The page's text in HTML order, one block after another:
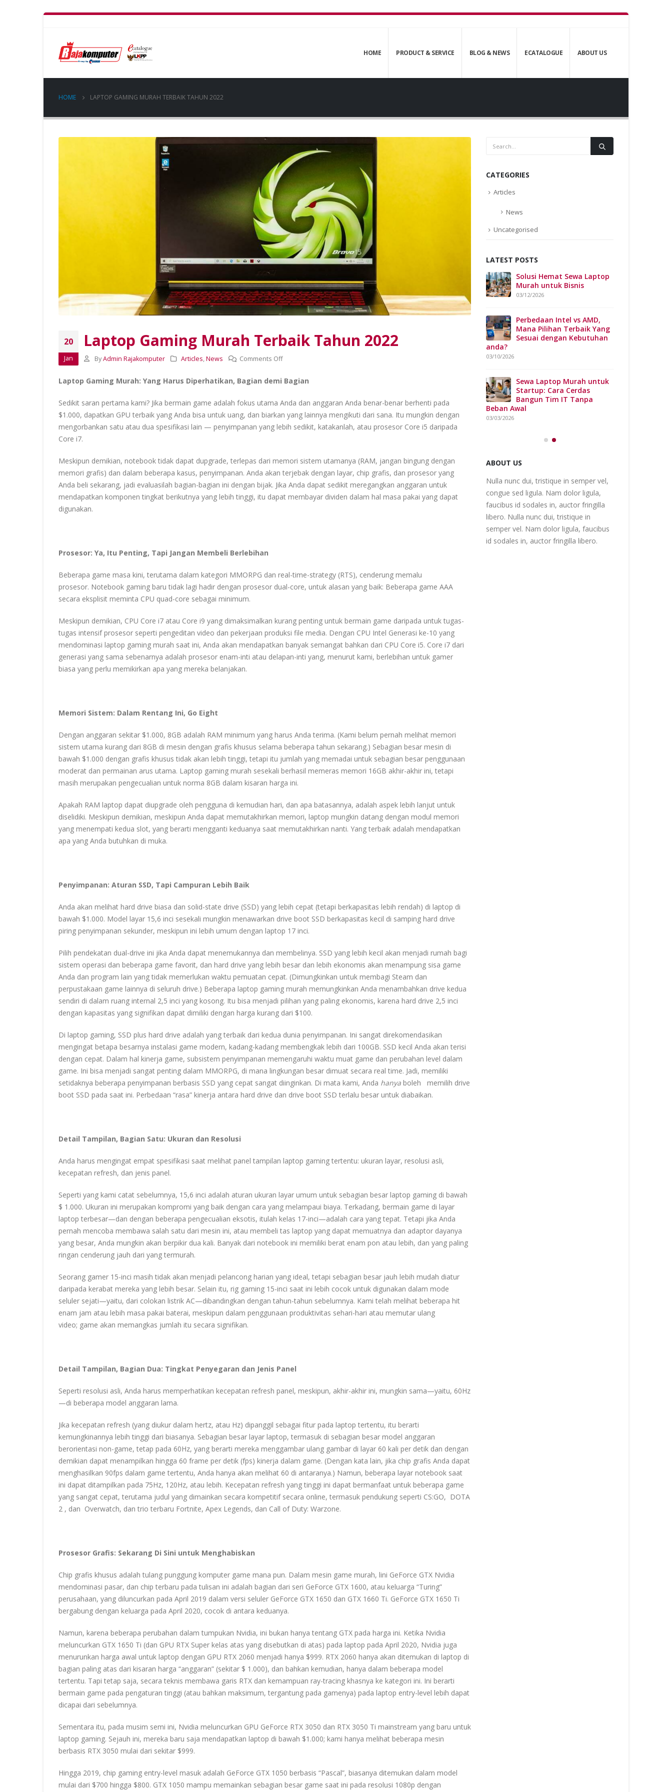
HOME PRODUCT & SERVICE BLOG & NEWS ECATALOGUE ABOUT US
HOME LAPTOP GAMING MURAH TERBAIK TAHUN 2022
20
Jan
Laptop Gaming Murah Terbaik Tahun 2022
By Admin Rajakomputer Articles,News Comments Offon
Gaming
Terbaik
Tahun
2022
Laptop Gaming Murah: Yang Harus Diperhatikan, Bagian demi Bagian
Sedikit saran pertama kami? Jika bermain game adalah fokus utama Anda dan anggaran Anda benar-benar berhenti pada
$1.000, dapatkan GPU terbaik yang Anda bisa untuk uang, dan biarkan yang lainnya mengikuti dari sana. Itu mungkin dengan
mengorbankan satu atau dua spesifikasi lain — penyimpanan yang lebih sedikit, katakanlah, atau prosesor Core i5 daripada
Core i7.
Meskipun demikian, notebook tidak dapat dupgrade, terlepas dari memori sistem utamanya (RAM, jangan bingung dengan
memori grafis) dan dalam beberapa kasus, penyimpanan. Anda akan terjebak dengan layar, chip grafis, dan prosesor yang
Anda beli sekarang, jadi evaluasilah bagian-bagian ini dengan bijak. Jika Anda dapat sedikit meregangkan anggaran untuk
mendapatkan komponen tingkat berikutnya yang lebih tinggi, itu dapat membayar dividen dalam hal masa pakai yang dapat
digunakan.
Prosesor: Ya, Itu Penting, Tapi Jangan Membeli Berlebihan
Beberapa game masa kini, terutama dalam kategori MMORPG dan real-time-strategy (RTS), cenderung memalu
prosesor. Notebook gaming baru tidak lagi hadir dengan prosesor dual-core, untuk alasan yang baik: Beberapa game AAA
secara eksplisit meminta CPU quad-core sebagai minimum.
Meskipun demikian, CPU Core i7 atau Core i9 yang dimaksimalkan kurang penting untuk bermain game daripada untuk tugas-
tugas intensif prosesor seperti pengeditan video dan pekerjaan produksi file media. Dengan CPU Intel Generasi ke-10 yang
mendominasi laptop gaming murah saat ini, Anda akan mendapatkan banyak semangat bahkan dari CPU Core i5. Core i7 dari
generasi yang sama sebenarnya adalah prosesor enam-inti atau delapan-inti yang, menurut kami, berlebihan untuk gamer
biasa yang perlu memikirkan apa yang mereka belanjakan.
Memori Sistem: Dalam Rentang Ini, Go Eight
Dengan anggaran sekitar $1.000, 8GB adalah RAM minimum yang harus Anda terima. (Kami belum pernah melihat memori
sistem utama kurang dari 8GB di mesin dengan grafis khusus selama beberapa tahun sekarang.) Sebagian besar mesin di
bawah $1.000 dengan grafis khusus tidak akan lebih tinggi, tetapi itu jumlah yang memadai untuk sebagian besar penggunaan
moderat dan permainan arus utama. Laptop gaming murah sesekali berhasil memeras memori 16GB akhir-akhir ini, tetapi
masih merupakan pengecualian untuk norma 8GB dalam kisaran harga ini.
Apakah RAM laptop dapat diupgrade oleh pengguna di kemudian hari, dan apa batasannya, adalah aspek lebih lanjut untuk
diselidiki. Meskipun demikian, meskipun Anda dapat memutakhirkan memori, laptop mungkin datang dengan modul memori
yang menempati kedua slot, yang berarti mengganti keduanya saat memutakhirkan nanti. Yang terbaik adalah mendapatkan
apa yang Anda butuhkan di muka.
Penyimpanan: Aturan SSD, Tapi Campuran Lebih Baik
Anda akan melihat hard drive biasa dan solid-state drive (SSD) yang lebih cepat (tetapi berkapasitas lebih rendah) di laptop di
bawah $1.000. Model layar 15,6 inci sesekali mungkin menawarkan drive boot SSD berkapasitas kecil di samping hard drive
piring penyimpanan sekunder, meskipun ini lebih umum dengan laptop 17 inci.
Pilih pendekatan dual-drive ini jika Anda dapat menemukannya dan membelinya. SSD yang lebih kecil akan menjadi rumah bagi
sistem operasi dan beberapa game favorit, dan hard drive yang lebih besar dan lebih ekonomis akan menampung sisa game
Anda dan program lain yang tidak memerlukan waktu pemuatan cepat. (Dimungkinkan untuk membagi Steam dan
perpustakaan game lainnya di seluruh drive.) Beberapa laptop gaming murah memungkinkan Anda menambahkan drive kedua
sendiri di dalam ruang internal 2,5 inci yang kosong. Itu bisa menjadi pilihan yang paling ekonomis, karena hard drive 2,5 inci
dengan kapasitas yang signifikan dapat dimiliki dengan harga kurang dari $100.
Di laptop gaming, SSD plus hard drive adalah yang terbaik dari kedua dunia penyimpanan. Ini sangat direkomendasikan
mengingat betapa besarnya instalasi game modern, kadang-kadang membengkak lebih dari 100GB. SSD kecil Anda akan terisi
dengan cepat. Dalam hal kinerja game, subsistem penyimpanan memengaruhi waktu muat game dan perubahan level dalam
game. Ini bisa menjadi sangat penting dalam MMORPG, di mana lingkungan besar dimuat secara real time. Jadi, memiliki
setidaknya beberapa penyimpanan berbasis SSD yang cepat sangat diinginkan. Di mata kami, Anda hanya boleh memilih drive
boot SSD pada saat ini. Perbedaan “rasa” kinerja antara hard drive dan drive boot SSD terlalu besar untuk diabaikan.
Detail Tampilan, Bagian Satu: Ukuran dan Resolusi
Anda harus mengingat empat spesifikasi saat melihat panel tampilan laptop gaming tertentu: ukuran layar, resolusi asli,
kecepatan refresh, dan jenis panel.
Seperti yang kami catat sebelumnya, 15,6 inci adalah aturan ukuran layar umum untuk sebagian besar laptop gaming di bawah
$ 1.000. Ukuran ini merupakan kompromi yang baik dengan cara yang melampaui biaya. Terkadang, bermain game di layar
laptop terbesar—dan dengan beberapa pengecualian eksotis, itulah kelas 17-inci—adalah cara yang tepat. Tetapi jika Anda
pernah mencoba membawa salah satu dari mesin ini, atau membeli tas laptop yang dapat memuatnya dan adaptor dayanya
yang besar, Anda mungkin akan berpikir dua kali. Banyak dari notebook ini memiliki berat enam pon atau lebih, dan yang paling
ringan cenderung jauh dari yang termurah.
Seorang gamer 15-inci masih tidak akan menjadi pelancong harian yang ideal, tetapi sebagian besar jauh lebih mudah diatur
daripada kerabat mereka yang lebih besar. Selain itu, rig gaming 15-inci saat ini lebih cocok untuk digunakan dalam mode
seluler sejati—yaitu, dari colokan listrik AC—dibandingkan dengan tahun-tahun sebelumnya. Kami telah melihat beberapa hit
enam jam atau lebih masa pakai baterai, meskipun dalam penggunaan produktivitas sehari-hari atau memutar ulang
video; game akan memangkas jumlah itu secara signifikan.
Detail Tampilan, Bagian Dua: Tingkat Penyegaran dan Jenis Panel
Seperti resolusi asli, Anda harus memperhatikan kecepatan refresh panel, meskipun, akhir-akhir ini, mungkin sama—yaitu, 60Hz
—di beberapa model anggaran lama.
Jika kecepatan refresh (yang diukur dalam hertz, atau Hz) dipanggil sebagai fitur pada laptop tertentu, itu berarti
kemungkinannya lebih tinggi dari biasanya. Sebagian besar layar laptop, termasuk di sebagian besar model anggaran
berorientasi non-game, tetap pada 60Hz, yang berarti mereka menggambar ulang gambar di layar 60 kali per detik dan dengan
demikian dapat menampilkan hingga 60 frame per detik (fps) kinerja dalam game. (Dengan kata lain, jika chip grafis Anda dapat
menghasilkan 90fps dalam game tertentu, Anda hanya akan melihat 60 di antaranya.) Namun, beberapa layar notebook saat
ini dapat ditampilkan pada 75Hz, 120Hz, atau lebih. Kecepatan refresh yang tinggi ini dapat bermanfaat untuk beberapa game
yang sangat cepat, terutama judul yang dimainkan secara kompetitif secara online, termasuk pendukung seperti CS:GO, DOTA
2 , dan Overwatch, dan trio terbaru Fortnite, Apex Legends, dan Call of Duty: Warzone.
Prosesor Grafis: Sekarang Di Sini untuk Menghabiskan
Chip grafis khusus adalah tulang punggung komputer game mana pun. Dalam mesin game murah, lini GeForce GTX Nvidia
mendominasi pasar, dan chip terbaru pada tulisan ini adalah bagian dari seri GeForce GTX 1600, atau keluarga “Turing”
perusahaan, yang diluncurkan pada April 2019 dalam versi seluler GeForce GTX 1650 dan GTX 1660 Ti. GeForce GTX 1650 Ti
bergabung dengan keluarga pada April 2020, cocok di antara keduanya.
Namun, karena beberapa perubahan dalam tumpukan Nvidia, ini bukan hanya tentang GTX pada harga ini. Ketika Nvidia
meluncurkan GTX 1650 Ti (dan GPU RTX Super kelas atas yang disebutkan di atas) pada laptop pada April 2020, Nvidia juga
menurunkan harga awal untuk laptop dengan GPU RTX 2060 menjadi hanya $999. RTX 2060 hanya akan ditemukan di laptop di
bagian paling atas dari kisaran harga “anggaran” (sekitar $ 1.000), dan bahkan kemudian, hanya dalam beberapa model
tertentu. Tapi tetap saja, secara teknis membawa garis RTX dan kemampuan ray-tracing khasnya ke kategori ini. Ini berarti
bermain game pada pengaturan tinggi (atau bahkan maksimum, tergantung pada gamenya) pada laptop entry-level lebih dapat
dicapai dari sebelumnya.
Sementara itu, pada musim semi ini, Nvidia meluncurkan GPU GeForce RTX 3050 dan RTX 3050 Ti mainstream yang baru untuk
laptop gaming. Sejauh ini, mereka baru saja mendapatkan laptop di bawah $1.000; kami hanya melihat beberapa mesin
berbasis RTX 3050 mulai dari sekitar $999.
Hingga 2019, chip gaming entry-level masuk adalah GeForce GTX 1050 berbasis “Pascal”, biasanya ditemukan dalam model
mulai dari $700 hingga $800. GTX 1050 mampu memainkan sebagian besar game saat ini pada resolusi 1080p dengan
CATEGORIES
Articles
News
Uncategorised
LATEST POSTS
Sewa Laptop Terbaik 2025: Solusi
Hemat & Profesional untuk Bisnis
07/22/2026
Kebutuhan Perangkat IT
untuk Bisnis
03/18/2026
Cara Cek Battery Report di
Mudah
Solusi Hemat Sewa Laptop
Murah untuk Bisnis
03/12/2026
Sesuai dengan Kebutuhan
anda?
03/10/2026
Sewa Laptop Murah untuk
Bangun Tim IT Tanpa
Beban Awal
03/03/2026
Hemat & Profesional untuk Bisnis
07/22/2026
Kebutuhan Perangkat IT
untuk Bisnis
Mudah
Solusi Hemat Sewa Laptop
Murah untuk Bisnis
03/12/2026
Perbedaan Intel vs AMD,
Mana Pilihan Terbaik Yang
Sesuai dengan Kebutuhan
anda?
03/10/2026
Sewa Laptop Murah untuk
Startup: Cara Cerdas
Bangun Tim IT Tanpa
Beban Awal
03/03/2026
ABOUT US
Nulla nunc dui, tristique in semper vel,
congue sed ligula. Nam dolor ligula,
faucibus id sodales in, auctor fringilla
libero. Nulla nunc dui, tristique in
semper vel. Nam dolor ligula, faucibus
id sodales in, auctor fringilla libero.